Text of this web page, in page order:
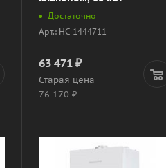
Достаточно
Арт.: НС-1444711
63 471 ₽
Старая цена
76 170₽